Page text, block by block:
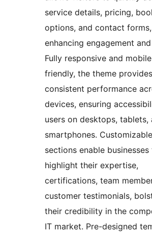
service details, pricing,
options, and contact forms,
enhancing engagement
Fully responsive and
friendly, the theme provides
consistent performance
devices, ensuring
users on desktops, tablets,
smartphones. Customizable
sections enable businesses
highlight their expertise,
certifications, team
customer testimonials,
their credibility in the
IT market. Pre-designed